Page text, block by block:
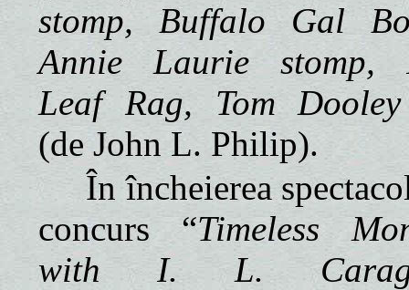
stomp, Buffalo Gal
Annie Laurie stomp,
Leaf Rag, Tom
(de John L. Philip).
În încheierea
concurs “Timeless
with I. L.